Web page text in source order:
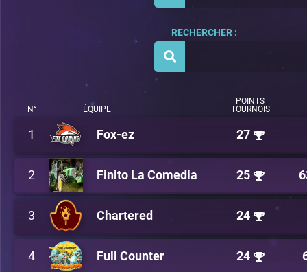
RECHERCHER :
N° ÉQUIPE
POINTS
TOURNOIS
1 Fox-ez 27
2 Finito La Comedia 25
3 Chartered 24
4 Full Counter 24